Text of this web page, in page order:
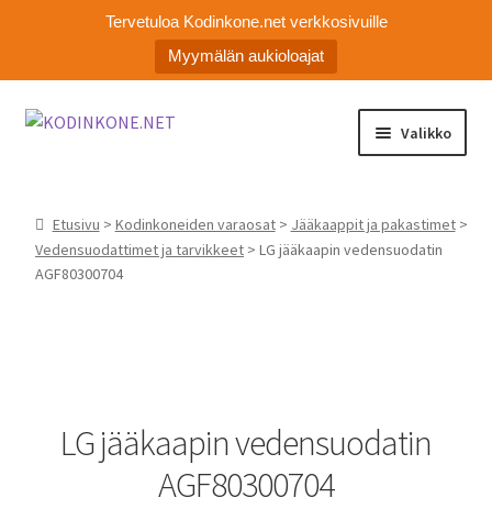
Tervetuloa Kodinkone.net verkkosivuille
Myymälän aukioloajat
Siirry
Siirry
Valikko
tason
valikko
Ota yhteyttä
Etusivu > Kodinkoneiden varaosat> Jääkaappit ja pakastimet>
Vedensuodattimet ja tarvikkeet > LG jääkaapin vedensuodatin
AGF80300704
LG jääkaapin vedensuodatin
AGF80300704